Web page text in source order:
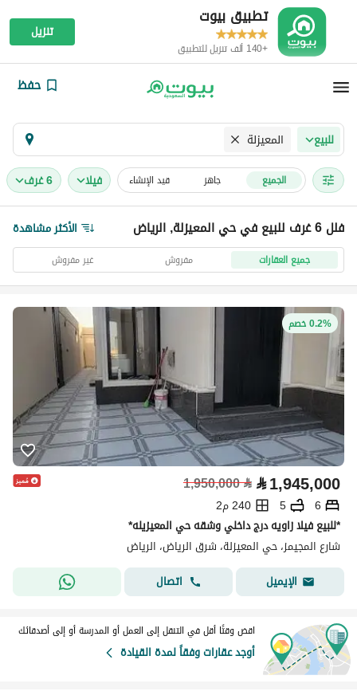
تطبيق بيوت
+140 ألف تنزيل للتطبيق
تنزيل
حفظ
للبيع المعيزلة
الجميع جاهز قيد الإنشاء فیلا 6 غرف
فلل 6 غرف للبيع في حي المعيزلة, الرياض الأكثر مشاهدة
جميع العقارات مفروش غير مفروش
0.2% خصم
⃁1,945,000
⃁
1,950,000
6
5
240 م2
*للبيع فيلا زاويه درج داخلي وشقه حي المعيزيله*
شارع المجيمز، حي المعيزلة، شرق الرياض، الرياض
الإيميل
اتصال
اقض وقتًا أقل في التنقل إلى العمل أو المدرسة أو إلى أصدقائك
أوجد عقارات وفقاً لمدة القيادة